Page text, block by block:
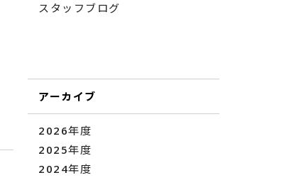
スタッフブログ
アーカイブ
2026年度
2025年度
2024年度